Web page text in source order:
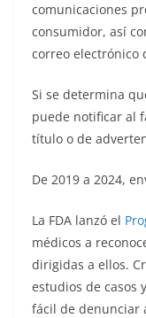
comunicaciones
consumidor, así
correo electrónico
Si se determina
puede notificar al
título o de
De 2019 a 2024,
La FDA lanzó el
médicos a
dirigidas a ellos.
estudios de casos
fácil de denunciar